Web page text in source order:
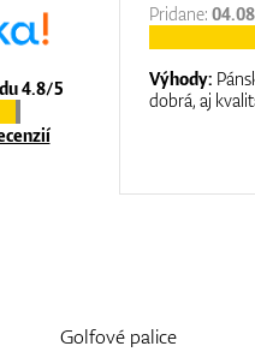
4.8/5
you
Pridane:
Výhody:
dobrá, aj
Golfové palice